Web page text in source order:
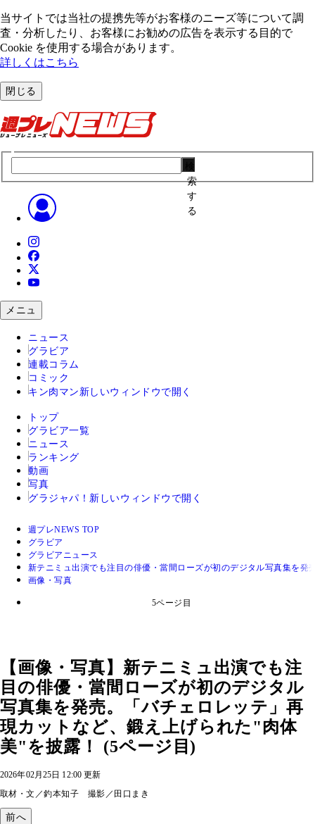
当サイトでは当社の提携先等がお客様のニーズ等について調
査・分析したり、お客様にお勧めの広告を表⽰する⽬的で
Cookie を使⽤する場合があります。
詳しくはこちら
閉じる
索
す
る
メニュ
ニュース
グラビア
連載コラム
コミック
キン肉マン 新しいウィンドウで開く
トップ
グラビア一覧
ニュース
ランキング
動画
写真
グラジャパ！ 新しいウィンドウで開く
週プレNEWS TOP
グラビア
グラビアニュース
新テニミュ出演でも注目の俳優・當間ローズが初のデジタル写真集を
画像・写真
5ページ目
【画像・写真】新テニミュ出演でも注
目の俳優・當間ローズが初のデジタル
写真集を発売。「バチェロレッテ」再
現カットなど、鍛え上げられた"肉体
美"を披露！ (5ページ目)
2026年02月25日 12:00 更新
取材・文／釣本知子 撮影／田口まき
前へ